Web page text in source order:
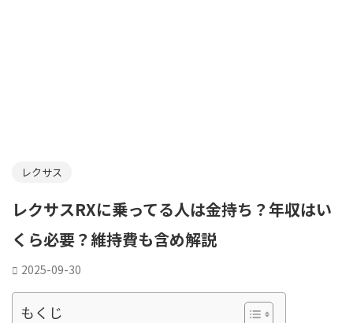
レクサス
レクサスRXに乗ってる人は金持ち？年収はい
くら必要？維持費も含め解説
2025-09-30
もくじ